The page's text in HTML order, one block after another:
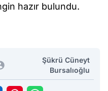
hazır bulundu.
Şükrü Cüneyt
Bursalıoğlu